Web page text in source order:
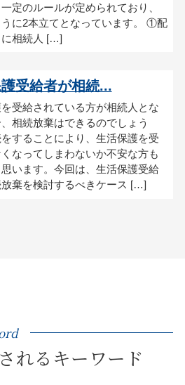
定のルールが定められており、
うに2本立てとなっています。 ①配
に相続人 […]
受給者が相続...
受給されている方が相続人とな
相続放棄はできるのでしょう
することにより、生活保護を受
なってしまわないか不安な方も
います。今回は、生活保護受給
棄を検討するべきケース […]
れるキーワード